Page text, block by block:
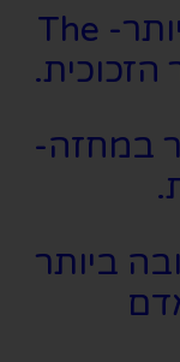
חידוש המחזה האהוב ביותר- The
במחזה-
ביותר